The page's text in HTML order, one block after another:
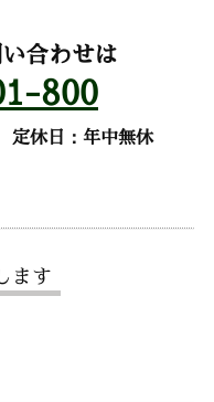
合わせは
800
定休日：年中無休
ます